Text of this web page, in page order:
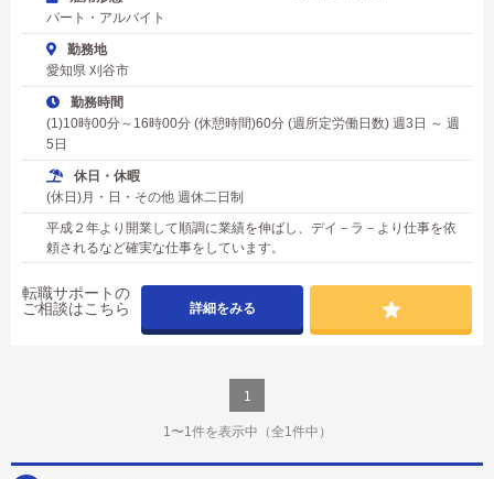
パート・アルバイト
勤務地
愛知県 刈谷市
勤務時間
(1)10時00分～16時00分 (休憩時間)60分 (週所定労働日数) 週3日 ～ 週
5日
休日・休暇
(休日)月・日・その他 週休二日制
平成２年より開業して順調に業績を伸ばし、デイ－ラ－より仕事を依
頼されるなど確実な仕事をしています。
転職サポートの
ご相談はこちら
詳細をみる
1
1〜1件を表示中 （全1件中）